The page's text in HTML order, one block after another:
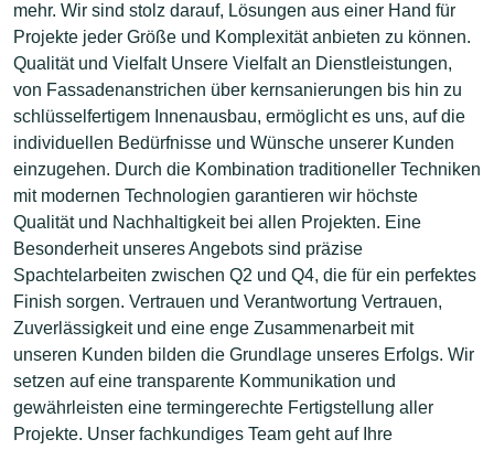
mehr. Wir sind stolz darauf, Lösungen aus einer Hand für
Projekte jeder Größe und Komplexität anbieten zu können.
Qualität und Vielfalt Unsere Vielfalt an Dienstleistungen,
von Fassadenanstrichen über kernsanierungen bis hin zu
schlüsselfertigem Innenausbau, ermöglicht es uns, auf die
individuellen Bedürfnisse und Wünsche unserer Kunden
einzugehen. Durch die Kombination traditioneller Techniken
mit modernen Technologien garantieren wir höchste
Qualität und Nachhaltigkeit bei allen Projekten. Eine
Besonderheit unseres Angebots sind präzise
Spachtelarbeiten zwischen Q2 und Q4, die für ein perfektes
Finish sorgen. Vertrauen und Verantwortung Vertrauen,
Zuverlässigkeit und eine enge Zusammenarbeit mit
unseren Kunden bilden die Grundlage unseres Erfolgs. Wir
setzen auf eine transparente Kommunikation und
gewährleisten eine termingerechte Fertigstellung aller
Projekte. Unser fachkundiges Team geht auf Ihre